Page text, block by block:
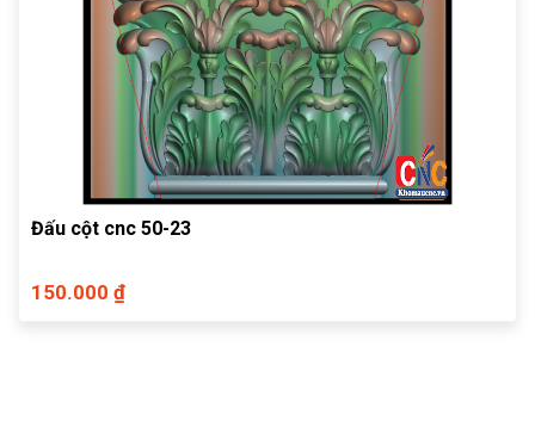
Đấu cột cnc 50-23
150.000 ₫